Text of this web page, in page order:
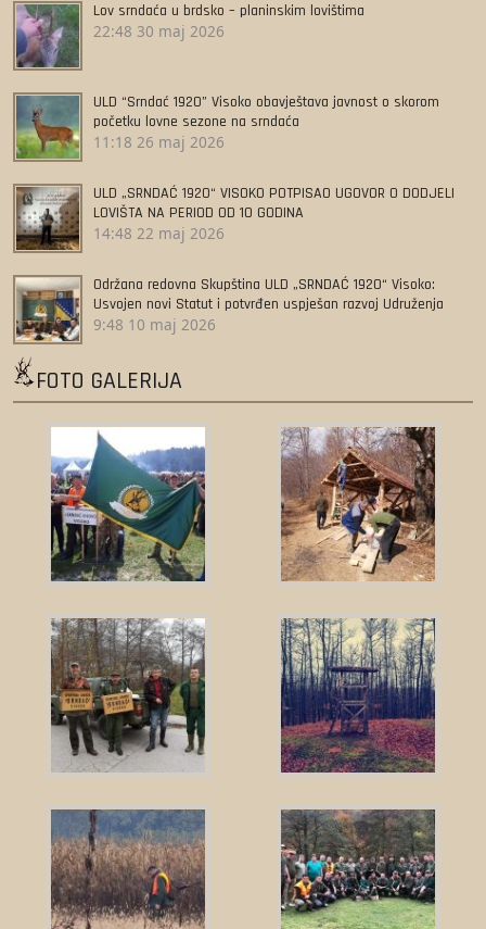
Lov srndaća u brdsko – planinskim lovištima
22:48 30 maj 2026
ULD “Srndać 1920” Visoko obavještava javnost o skorom
početku lovne sezone na srndaća
11:18 26 maj 2026
ULD „SRNDAĆ 1920“ VISOKO POTPISAO UGOVOR O DODJELI
LOVIŠTA NA PERIOD OD 10 GODINA
14:48 22 maj 2026
Održana redovna Skupština ULD „SRNDAĆ 1920“ Visoko:
Usvojen novi Statut i potvrđen uspješan razvoj Udruženja
9:48 10 maj 2026
FOTO GALERIJA